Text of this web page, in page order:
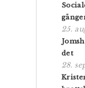
25.
det
28.